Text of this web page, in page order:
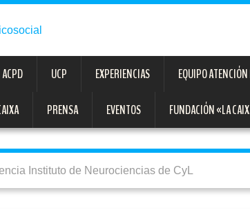
ACPD UCP EXPERIENCIAS EQUIPO
PRENSA EVENTOS FUNDACIÓN «LA
Instituto de Neurociencias de CyL